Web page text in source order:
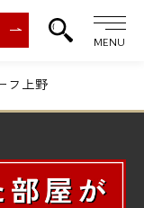
MENU
フ上野